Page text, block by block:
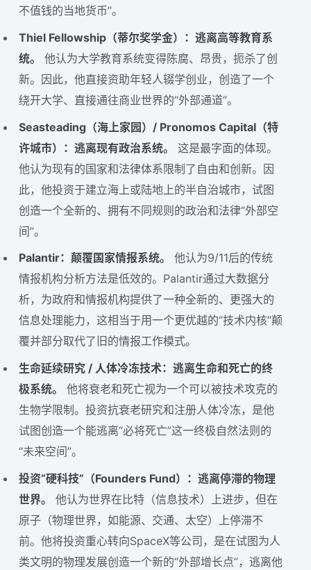
不值钱的当地货币”。
Thiel Fellowship（蒂尔奖学金）：逃离高等教育系
统。
他认为大学教育系统变得陈腐、昂贵，扼杀了创
新。因此，他直接资助年轻人辍学创业，创造了一个
绕开大学、直接通往商业世界的“外部通道”。
Seasteading（海上家园）/ Pronomos Capital（特
许城市）：逃离现有政治系统。
这是最字面的体现。
他认为现有的国家和法律体系限制了自由和创新。因
此，他投资于建立海上或陆地上的半自治城市，试图
创造一个全新的、拥有不同规则的政治和法律“外部空
间”。
Palantir：颠覆国家情报系统。
他认为9/11后的传统
情报机构分析方法是低效的。Palantir通过大数据分
析，为政府和情报机构提供了一种全新的、更强大的
信息处理能力，这相当于用一个更优越的“技术内核”颠
覆并部分取代了旧的情报工作模式。
生命延续研究 / 人体冷冻技术：逃离生命和死亡的终
极系统。
他将衰老和死亡视为一个可以被技术攻克的
生物学限制。投资抗衰老研究和注册人体冷冻，是他
试图创造一个能逃离“必将死亡”这一终极自然法则的
“未来空间”。
投资“硬科技”（Founders Fund）：逃离停滞的物理
世界。
他认为世界在比特（信息技术）上进步，但在
原子（物理世界，如能源、交通、太空）上停滞不
前。他将投资重心转向SpaceX等公司，是在试图为人
类文明的物理发展创造一个新的“外部增长点”，逃离他